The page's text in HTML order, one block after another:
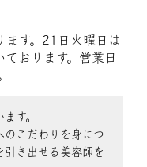
ます。21日火曜日は
おります。営業日
す。
のこだわりを身につ
引き出せる美容師を